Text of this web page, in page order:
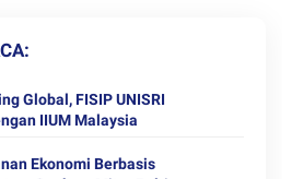
Global, FISIP UNISRI
IIUM Malaysia
Ekonomi Berbasis